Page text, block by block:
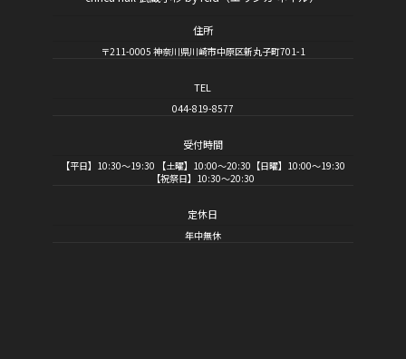
住所
〒211-0005 神奈川県川崎市中原区新丸子町701-1
TEL
044-819-8577
受付時間
【平日】10:30～19:30 【土曜】10:00～20:30【日曜】10:00～19:30
【祝祭日】10:30～20:30
定休日
年中無休